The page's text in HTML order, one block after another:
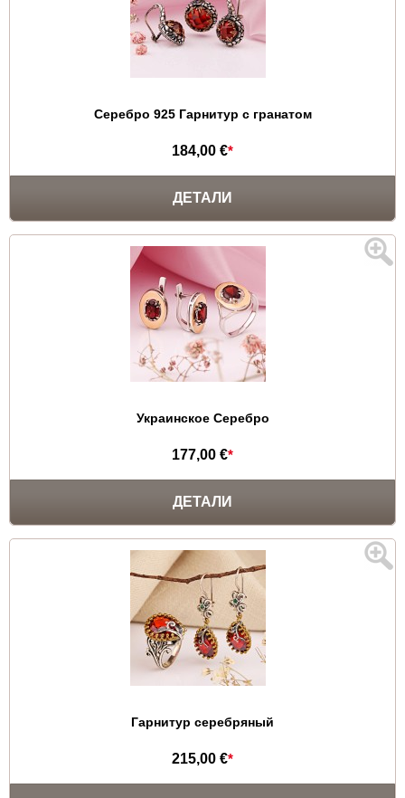
Серебро 925 Гарнитур с гранатом
184,00 €*
ДЕТАЛИ
Украинское Серебро
177,00 €*
ДЕТАЛИ
Гарнитур серебряный
215,00 €*